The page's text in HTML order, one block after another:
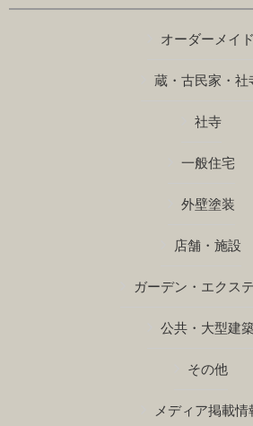
オーダーメイド
蔵・古民家・社
社寺
一般住宅
外壁塗装
店舗・施設
ガーデン・エクス
公共・大型建
その他
メディア掲載情